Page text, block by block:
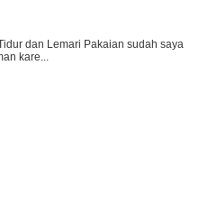
dan Lemari Pakaian sudah saya
kare...